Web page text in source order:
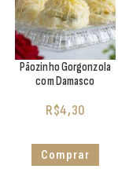
Pãozinho Gorgonzola
com Damasco
R$4,30
Comprar